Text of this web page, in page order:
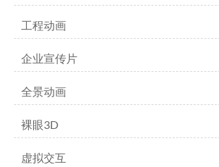
工程动画
企业宣传片
全景动画
裸眼3D
虚拟交互